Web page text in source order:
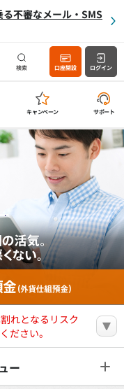
不審なメール・SMS
検索 口座開設 ログイン
キャンペーン サポート
れとなるリスク
ださい。
ー